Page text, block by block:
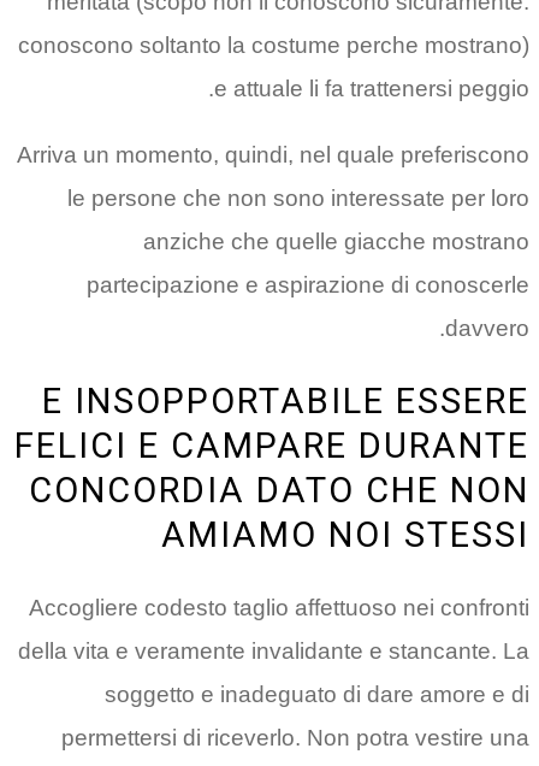
conoscono soltanto la costume perche mostrano)
e attuale li fa trattenersi peggio.
Arriva un momento, quindi, nel quale preferiscono
le persone che non sono interessate per loro
anziche che quelle giacche mostrano
partecipazione e aspirazione di conoscerle
davvero.
E INSOPPORTABILE ESSERE
FELICI E CAMPARE DURANTE
CONCORDIA DATO CHE NON
AMIAMO NOI STESSI
Accogliere codesto taglio affettuoso nei confronti
della vita e veramente invalidante e stancante. La
soggetto e inadeguato di dare amore e di
permettersi di riceverlo. Non potra vestire una